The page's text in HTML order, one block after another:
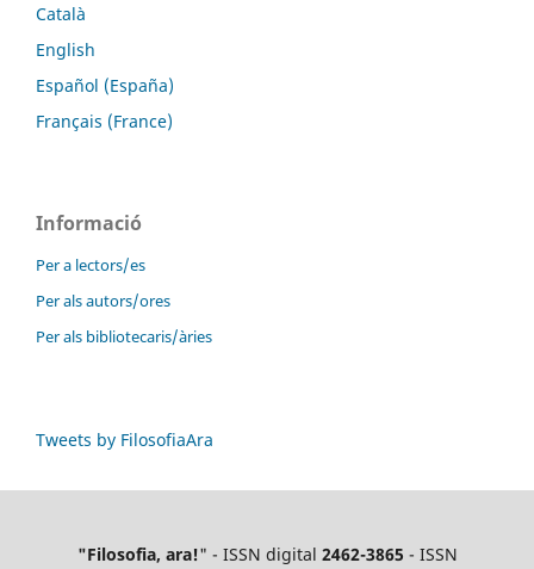
Català
English
Español (España)
Français (France)
Informació
Per a lectors/es
Per als autors/ores
Per als bibliotecaris/àries
Tweets by FilosofiaAra
"Filosofia, ara!" - ISSN digital 2462-3865 - ISSN